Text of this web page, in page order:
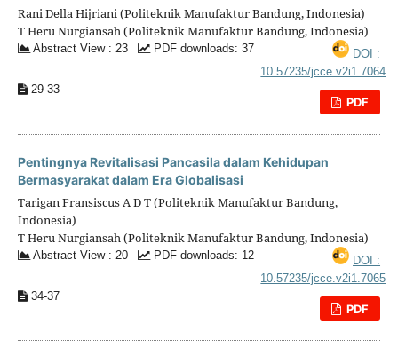
Rani Della Hijriani (Politeknik Manufaktur Bandung, Indonesia)
T Heru Nurgiansah (Politeknik Manufaktur Bandung, Indonesia)
Abstract View : 23 PDF downloads: 37
DOI :
10.57235/jcce.v2i1.7064
29-33
PDF
Pentingnya Revitalisasi Pancasila dalam Kehidupan
Bermasyarakat dalam Era Globalisasi
Tarigan Fransiscus A D T (Politeknik Manufaktur Bandung,
Indonesia)
T Heru Nurgiansah (Politeknik Manufaktur Bandung, Indonesia)
Abstract View : 20 PDF downloads: 12
DOI :
10.57235/jcce.v2i1.7065
34-37
PDF